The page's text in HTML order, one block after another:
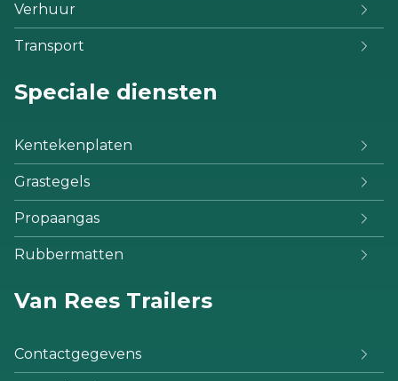
Verhuur
Transport
Speciale diensten
Kentekenplaten
Grastegels
Propaangas
Rubbermatten
Van Rees Trailers
Contactgegevens